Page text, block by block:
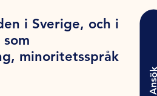
i Sverige, och i
minoritetsspråk